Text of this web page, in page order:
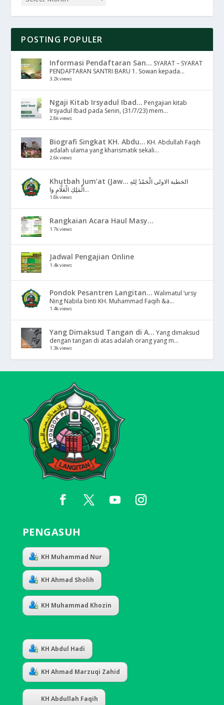
POSTING POPULER
Informasi Pendaftaran San... SYARAT – SYARAT
PENDAFTARAN SANTRI BARU 1. Sowan kepada...
3.2k views
Ngaji Kitab Irsyadul Ibad... Pengajian kitab
Irsyadul Ibad pada Senin, (31/7/23) mem...
2.8k views
Biografi Singkat KH. Abdu... KH. Abdullah Faqih
adalah ulama yang kharismatik sekali...
2.6k views
Khutbah Jum’at (Jaw... الخطبة الاولى الْحَمْدُ لِلهِ
الْمَلِكِ الْعَلَّامِ وَا...
1.8k views
Rangkaian Acara Haul Masy...
1.7k views
Jadwal Pengajian Online
1.4k views
Pondok Pesantren Langitan... Walimatul ‘ursy
Ning Nabila binti KH. Muhammad Faqih &a...
1.4k views
Yang Dimaksud Tangan di A... Yang dimaksud
dengan tangan di atas adalah orang yang m...
1.3k views
PENGASUH
KH Muhammad Nur
KH Ahmad Sholih
KH Muhammad Khozin
KH Abdul Hadi
KH Ahmad Marzuqi Zahid
KH Abdullah Faqih